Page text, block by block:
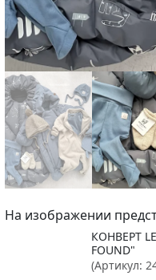
На изображении
КОНВЕРТ
FOUND"
(Артикул: